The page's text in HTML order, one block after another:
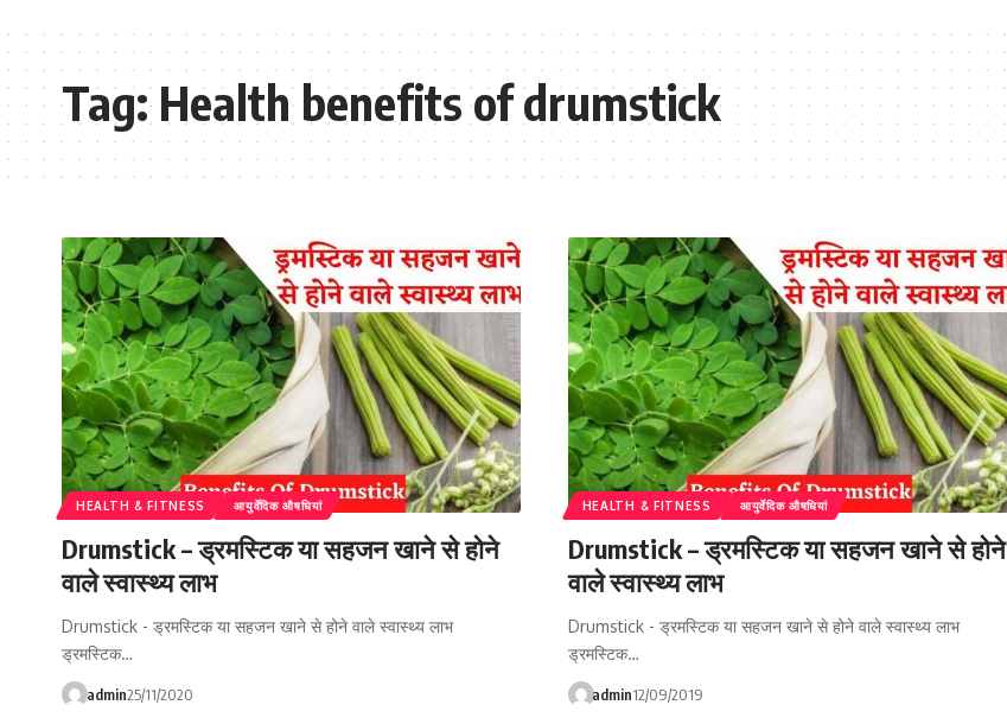
Tag:Health benefits of drumstick
HEALTH & FITNESS आयुर्वेदिक औषधियां
Drumstick – ड्रमस्टिक या सहजन खाने से होने
वाले स्वास्थ्य लाभ
Drumstick - ड्रमस्टिक या सहजन खाने से होने वाले स्वास्थ्य लाभ
ड्रमस्टिक…
admin25/11/2020
HEALTH & FITNESS आयुर्वेदिक औषधियां
Drumstick – ड्रमस्टिक या सहजन खाने से होने
वाले स्वास्थ्य लाभ
Drumstick - ड्रमस्टिक या सहजन खाने से होने वाले स्वास्थ्य लाभ
ड्रमस्टिक…
admin12/09/2019